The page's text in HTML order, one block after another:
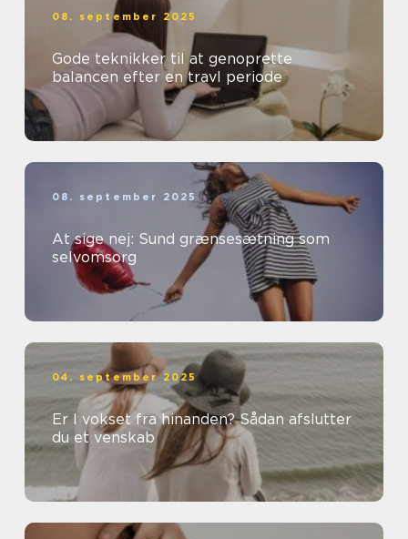
08. september 2025
Gode teknikker til at genoprette
balancen efter en travl periode
08. september 2025
At sige nej: Sund grænsesætning som
selvomsorg
04. september 2025
Er I vokset fra hinanden? Sådan afslutter
du et venskab